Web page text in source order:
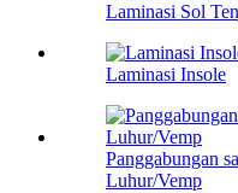
Laminasi Sol
Laminasi Insole
Panggabungan
Luhur/Vemp